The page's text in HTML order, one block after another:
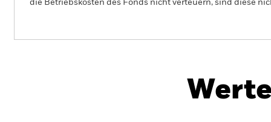
die Betriebskosten des Fonds nicht verteuern, sind diese